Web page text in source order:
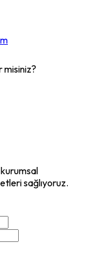
misiniz?
sağlıyoruz.